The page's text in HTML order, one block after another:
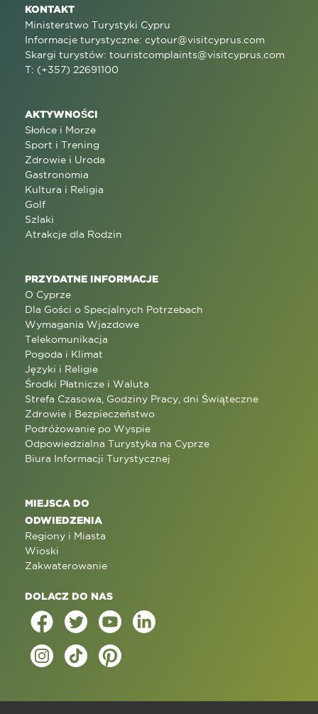
KONTAKT
Ministerstwo Turystyki Cypru
Informacje turystyczne: cytour@visitcyprus.com
Skargi turystów: touristcomplaints@visitcyprus.com
T: (+357) 22691100
AKTYWNOŚCI
Słońce i Morze
Sport i Trening
Zdrowie i Uroda
Gastronomia
Kultura i Religia
Golf
Szlaki
Atrakcje dla Rodzin
PRZYDATNE INFORMACJE
O Cyprze
Dla Gości o Specjalnych Potrzebach
Wymagania Wjazdowe
Telekomunikacja
Pogoda i Klimat
Języki i Religie
Środki Płatnicze i Waluta
Strefa Czasowa, Godziny Pracy, dni Świąteczne
Zdrowie i Bezpieczeństwo
Podróżowanie po Wyspie
Odpowiedzialna Turystyka na Cyprze
Biura Informacji Turystycznej
MIEJSCA DO
ODWIEDZENIA
Regiony i Miasta
Wioski
Zakwaterowanie
DOLACZ DO NAS